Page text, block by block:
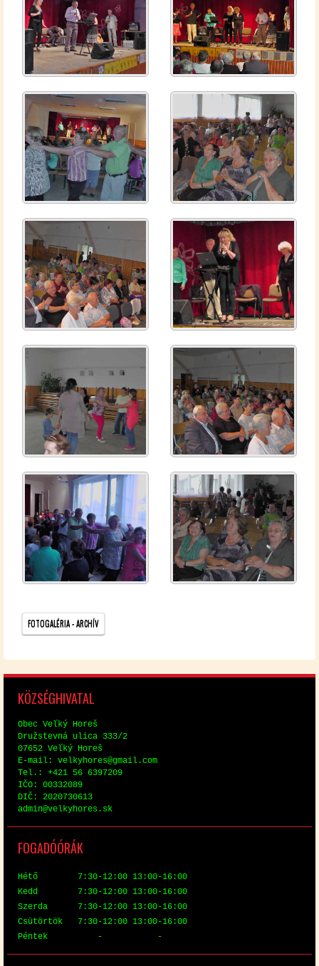
FO­TO­GA­LÉ­RIA - AR­CHÍV
KÖZ­SÉG­HI­VA­TAL
Obec Veľký Horeš
Družstev­ná uli­ca 333/2
07652 Veľký Horeš
E-mail: vel­ky­hores@​gmail.​com
Tel.: +421 56 6397209
IČO: 00332089
DIČ: 2020730613
ad­min@​vel​kyho​res.​sk
FO­GA­DÓ­ÓRÁK
Hé­tő 7:30-12:00 13:00-16:00
Kedd 7:30-12:00 13:00-16:00
Szer­da 7:30-12:00 13:00-16:00
Csü­tör­tök 7:30-12:00 13:00-16:00
Pén­tek - -